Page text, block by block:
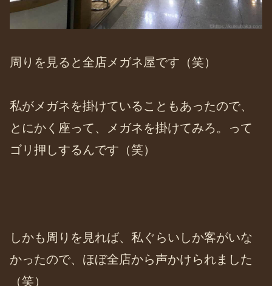
周りを見ると全店メガネ屋です（笑）
私がメガネを掛けていることもあったので、
とにかく座って、メガネを掛けてみろ。って
ゴリ押しするんです（笑）
しかも周りを見れば、私ぐらいしか客がいな
かったので、ほぼ全店から声かけられました
（笑）